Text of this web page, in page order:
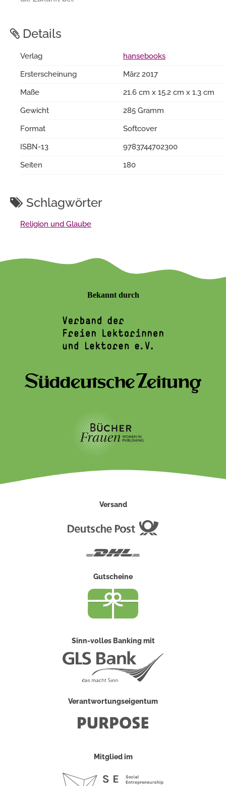
Details
Verlag
hansebooks
Ersterscheinung
März 2017
Maße
21.6 cm x 15.2 cm x 1.3 cm
Gewicht
285 Gramm
Format
Softcover
ISBN-13
9783744702300
Seiten
180
Schlagwörter
Religion und Glaube
Bekannt durch
Versand
Gutscheine
Sinn-volles Banking mit
Verantwortungseigentum
Mitglied im